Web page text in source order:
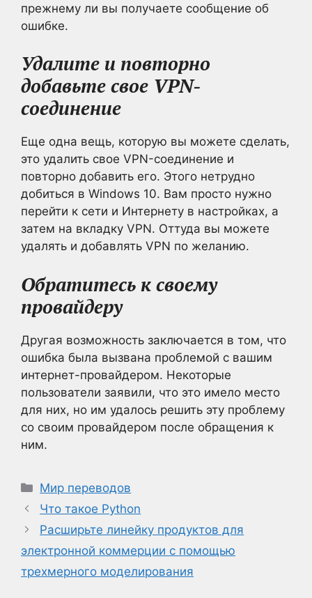
прежнему ли вы получаете сообщение об
ошибке.
Удалите и повторно
добавьте свое VPN-
соединение
Еще одна вещь, которую вы можете сделать,
это удалить свое VPN-соединение и
повторно добавить его. Этого нетрудно
добиться в Windows 10. Вам просто нужно
перейти к сети и Интернету в настройках, а
затем на вкладку VPN. Оттуда вы можете
удалять и добавлять VPN по желанию.
Обратитесь к своему
провайдеру
Другая возможность заключается в том, что
ошибка была вызвана проблемой с вашим
интернет-провайдером. Некоторые
пользователи заявили, что это имело место
для них, но им удалось решить эту проблему
со своим провайдером после обращения к
ним.
Рубрики
Мир переводов
Что такое Python
Расширьте линейку продуктов для
электронной коммерции с помощью
трехмерного моделирования